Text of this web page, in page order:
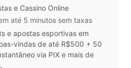
e Cassino Online
até 5 minutos sem taxas
e apostas esportivas em
vindas de até R$500 + 50
via PIX e mais de